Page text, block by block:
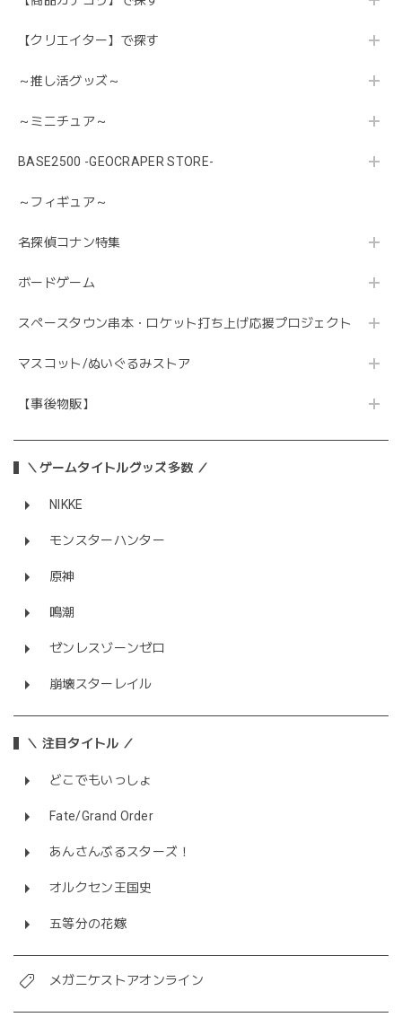
【クリエイター】で探す
～推し活グッズ～
～ミニチュア～
BASE2500 -GEOCRAPER STORE-
～フィギュア～
名探偵コナン特集
ボードゲーム
スペースタウン串本・ロケット打ち上げ応援プロジェクト
マスコット/ぬいぐるみストア
【事後物販】
＼ゲームタイトルグッズ多数 ／
NIKKE
モンスターハンター
原神
鳴潮
ゼンレスゾーンゼロ
崩壊スターレイル
＼ 注目タイトル ／
どこでもいっしょ
Fate/Grand Order
あんさんぶるスターズ！
オルクセン王国史
五等分の花嫁
メガニケストアオンライン